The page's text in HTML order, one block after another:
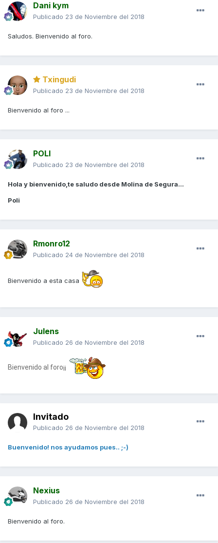
Dani kym
Publicado 23 de Noviembre del 2018
Saludos. Bienvenido al foro.
Txingudi
Publicado 23 de Noviembre del 2018
Bienvenido al foro ...
POLI
Publicado 23 de Noviembre del 2018
Hola y bienvenido,te saludo desde Molina de Segura...
Poli
Rmonro12
Publicado 24 de Noviembre del 2018
Bienvenido a esta casa
Julens
Publicado 26 de Noviembre del 2018
Bienvenido al foro¡¡
Invitado
Publicado 26 de Noviembre del 2018
Buenvenido! nos ayudamos pues.. ;-)
Nexius
Publicado 26 de Noviembre del 2018
Bienvenido al foro.